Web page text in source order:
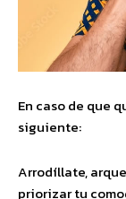
En caso de que
siguiente:
Arrodíllate,
priorizar tu